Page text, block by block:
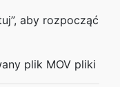
aby rozpocząć
plik MOV pliki